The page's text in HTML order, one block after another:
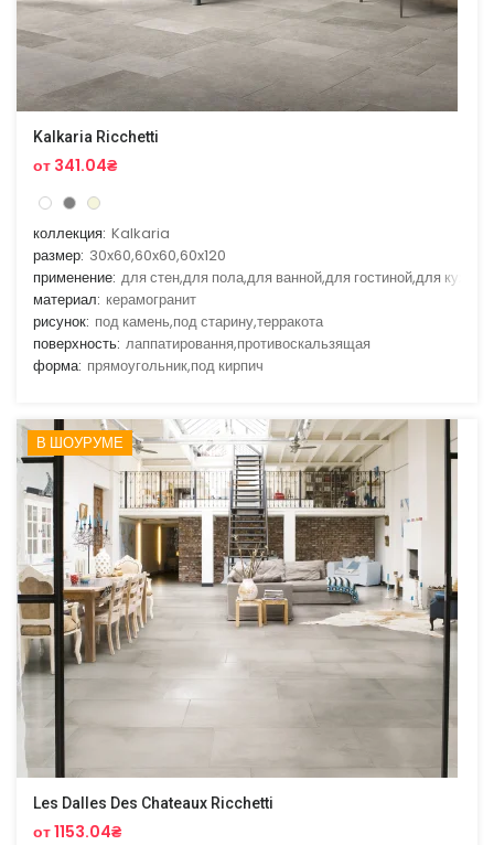
Kalkaria Ricchetti
от 341.04₴
коллекция: Kalkaria
размер: 30x60,60x60,60x120
применение: для стен,для пола,для ванной,для гостиной,для кухни
материал: керамогранит
рисунок: под камень,под старину,терракота
поверхность: лаппатировання,противоскальзящая
форма: прямоугольник,под кирпич
В ШОУРУМЕ
Les Dalles Des Chateaux Ricchetti
от 1153.04₴